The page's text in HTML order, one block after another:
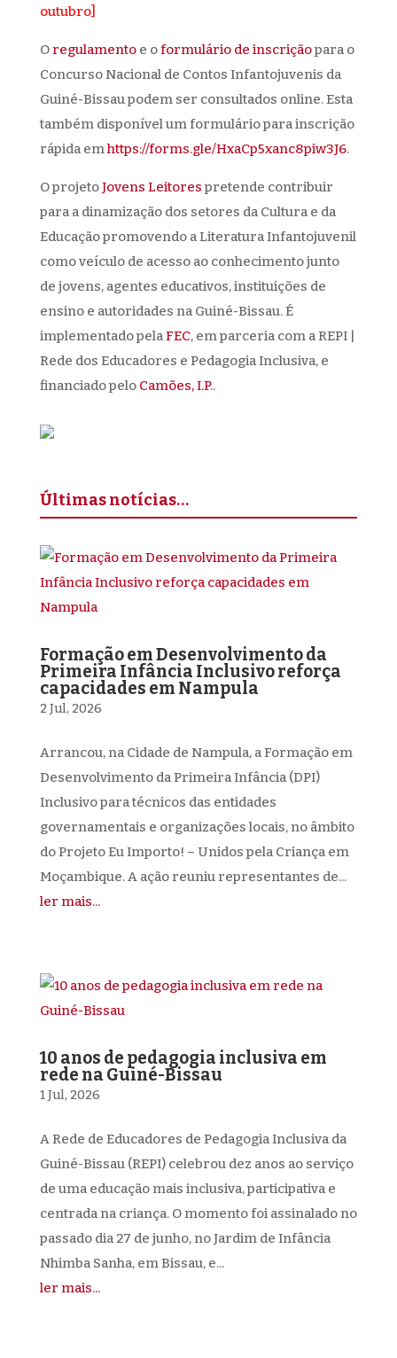
outubro]
Oregulamentoe oformulário de inscriçãopara o
Concurso Nacional de Contos Infantojuvenis da
Guiné-Bissau podem ser consultados online. Esta
também disponível um formulário para inscrição
rápida emhttps://forms.gle/HxaCp5xanc8piw3J6.
O projetoJovens Leitores pretende contribuir
para a dinamização dos setores da Cultura e da
Educação promovendo a Literatura Infantojuvenil
como veículo de acesso ao conhecimento junto
de jovens, agentes educativos, instituições de
ensino e autoridades na Guiné-Bissau. É
implementado pelaFEC, em parceria com a REPI |
Rede dos Educadores e Pedagogia Inclusiva, e
financiado pelo Camões, I.P..
Últimas notícias…
Formação em Desenvolvimento da
Primeira Infância Inclusivo reforça
capacidades em Nampula
2 Jul, 2026
Arrancou, na Cidade de Nampula, a Formação em
Desenvolvimento da Primeira Infância (DPI)
Inclusivo para técnicos das entidades
governamentais e organizações locais, no âmbito
do Projeto Eu Importo! – Unidos pela Criança em
Moçambique. A ação reuniu representantes de...
ler mais...
10 anos de pedagogia inclusiva em
rede na Guiné-Bissau
1 Jul, 2026
A Rede de Educadores de Pedagogia Inclusiva da
Guiné-Bissau (REPI) celebrou dez anos ao serviço
de uma educação mais inclusiva, participativa e
centrada na criança. O momento foi assinalado no
passado dia 27 de junho, no Jardim de Infância
Nhimba Sanha, em Bissau, e...
ler mais...